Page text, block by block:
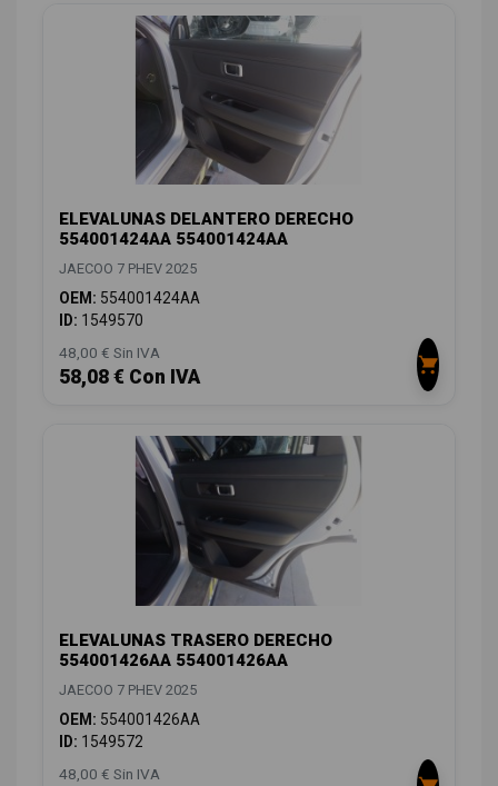
ELEVALUNAS DELANTERO DERECHO
554001424AA 554001424AA
JAECOO 7 PHEV 2025
OEM: 554001424AA
ID: 1549570
48,00 € Sin IVA
58,08 € Con IVA
ELEVALUNAS TRASERO DERECHO
554001426AA 554001426AA
JAECOO 7 PHEV 2025
OEM: 554001426AA
ID: 1549572
48,00 € Sin IVA